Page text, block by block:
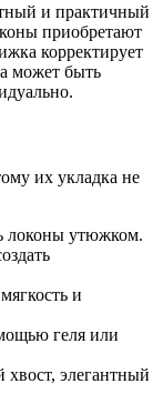
и практичный
приобретают
корректирует
может быть
их укладка не
локоны утюжком.
и
геля или
элегантный